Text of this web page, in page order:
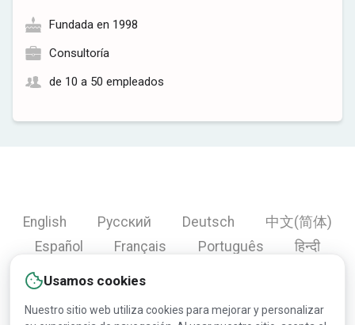
Fundada en 1998
Consultoría
de 10 a 50 empleados
Usamos cookies
Nuestro sitio web utiliza cookies para mejorar y personalizar
English Русский Deutsch
中文(简体)
Español
Français Português
हिन्दी